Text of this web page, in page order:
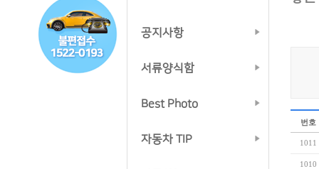
공지사항
서류양식함
Best Photo
자동차 TIP
번호
1011
1010